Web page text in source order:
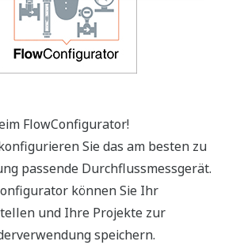
FlowConfigurator!
Sie das am besten zu
passende Durchflussmessgerät.
können Sie Ihr
und Ihre Projekte zur
speichern.